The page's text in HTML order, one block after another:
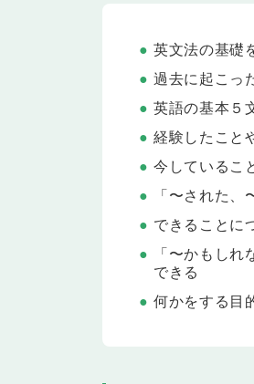
たり、たずねたりで
Lesson 22 過去
過去進行形と未来進
たちと一緒に過ごし
いて伝えられるよう
Lesson 23
テクノロジーについ
Lesson 24 テス
Lesson 21〜23 の内
Lesson 25
現在完了進行形の文
英文法の基礎
過去に起こっ
英語の基本５
経験したこと
今しているこ
「〜された
できることに
「〜かもし
できる
何かをする目